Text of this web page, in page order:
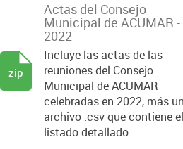
Actas del Consejo
Municipal de ACUMAR -
2022
Incluye las actas de las
reuniones del Consejo
Municipal de ACUMAR
celebradas en 2022, más un
archivo .csv que contiene el
listado detallado...
zip